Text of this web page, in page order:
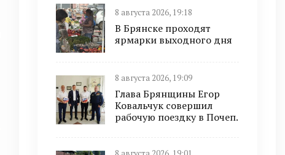
8 августа 2026, 19:18
В Брянске проходят
ярмарки выходного дня
8 августа 2026, 19:09
Глава Брянщины Егор
Ковальчук совершил
рабочую поездку в Почеп.